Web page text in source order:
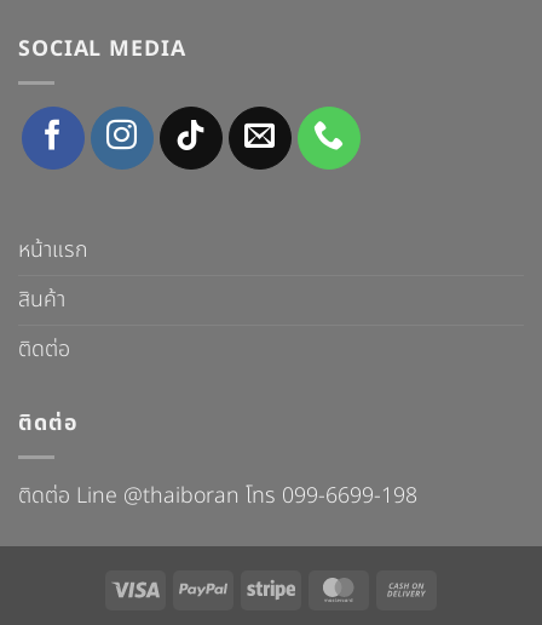
SOCIAL MEDIA
หน้าแรก
สินค้า
ติดต่อ
ติดต่อ
ติดต่อ Line @thaiboran โทร 099-6699-198
Visa PayPal Stripe MasterCard